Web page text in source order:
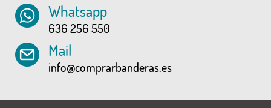
Whatsapp
636 256 550
Mail
info@comprarbanderas.es